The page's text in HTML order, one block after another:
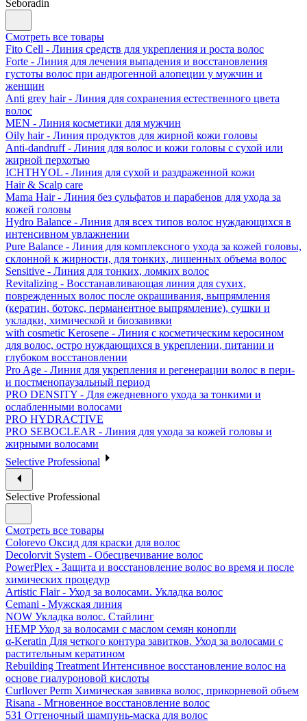
Seboradin
Смотреть все товары
Fito Cell - Линия средств для укрепления и роста волос
Forte - Линия для лечения выпадения и восстановления
густоты волос при андрогенной алопеции у мужчин и
женщин
Anti grey hair - Линия для сохранения естественного цвета
волос
MEN - Линия косметики для мужчин
Oily hair - Линия продуктов для жирной кожи головы
Anti-dandruff - Линия для волос и кожи головы с сухой или
жирной перхотью
ICHTHYOL - Линия для сухой и раздраженной кожи
Hair & Scalp care
Mama Hair - Линия без сульфатов и парабенов для ухода за
кожей головы
Hydro Balance - Линия для всех типов волос нуждающихся в
интенсивном увлажнении
Pure Balance - Линия для комплексного ухода за кожей головы,
склонной к жирности, для тонких, лишенных объема волос
Sensitive - Линия для тонких, ломких волос
Revitalizing - Восстанавливающая линия для сухих,
поврежденных волос после окрашивания, выпрямления
(кератин, ботокс, перманентное выпрямление), сушки и
укладки, химической и биозавивки
with cosmetic Kerosene - Линия с косметическим керосином
для волос, остро нуждающихся в укреплении, питании и
глубоком восстановлении
Pro Age - Линия для укрепления и регенерации волос в пери-
и постменопаузальный период
PRO DENSITY - Для ежедневного ухода за тонкими и
ослабленными волосами
PRO HYDRACTIVE
PRO SEBOCLEAR - Линия для ухода за кожей головы и
жирными волосами
Selective Professional
Selective Professional
Смотреть все товары
Colorevo Оксид для краски для волос
Decolorvit System - Обесцвечивание волос
PowerPlex - Защита и восстановление волос во время и после
химических процедур
Artistic Flair - Уход за волосами. Укладка волос
Cemani - Мужская линия
NOW Укладка волос. Стайлинг
HEMP Уход за волосами с маслом семян конопли
α-Keratin Для четкого контура завитков. Уход за волосами с
растительным кератином
Rebuilding Treatment Интенсивное восстановление волос на
основе гиалуроновой кислоты
Curllover Perm Химическая завивка волос, прикорневой объем
Risana - Мгновенное восстановление волос
531 Оттеночный шампунь-маска для волос